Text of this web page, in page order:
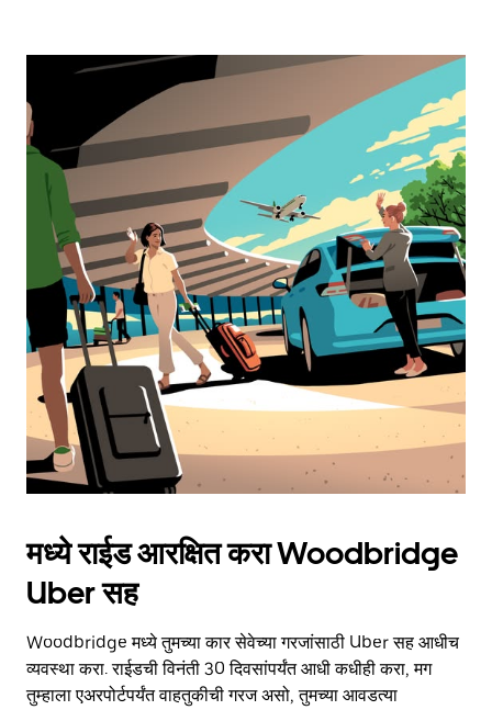
मध्ये राईड आरक्षित करा Woodbridge
Uber सह
Woodbridge मध्ये तुमच्या कार सेवेच्या गरजांसाठी Uber सह आधीच
व्यवस्था करा. राईडची विनंती 30 दिवसांपर्यंत आधी कधीही करा, मग
तुम्हाला एअरपोर्टपर्यंत वाहतुकीची गरज असो, तुमच्या आवडत्या